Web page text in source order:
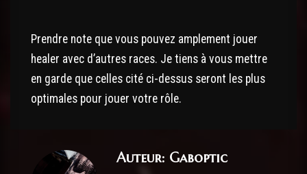
Prendre note que vous pouvez amplement jouer
healer avec d’autres races. Je tiens à vous mettre
en garde que celles cité ci-dessus seront les plus
optimales pour jouer votre rôle.
Auteur: Gaboptic